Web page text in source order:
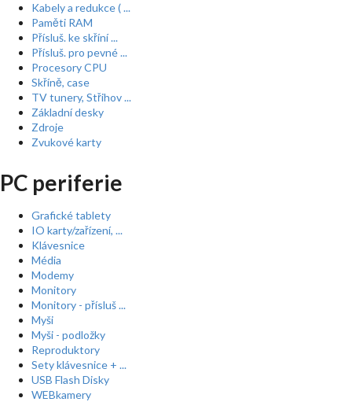
Kabely a redukce ( ...
Paměti RAM
Přísluš. ke skříní ...
Přísluš. pro pevné ...
Procesory CPU
Skříně, case
TV tunery, Střihov ...
Základní desky
Zdroje
Zvukové karty
PC periferie
Grafické tablety
IO karty/zařízení, ...
Klávesnice
Média
Modemy
Monitory
Monitory - přísluš ...
Myši
Myši - podložky
Reproduktory
Sety klávesnice + ...
USB Flash Disky
WEBkamery